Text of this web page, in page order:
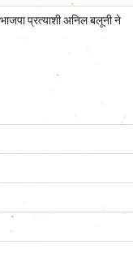
प्रत्याशी अनिल बलूनी ने